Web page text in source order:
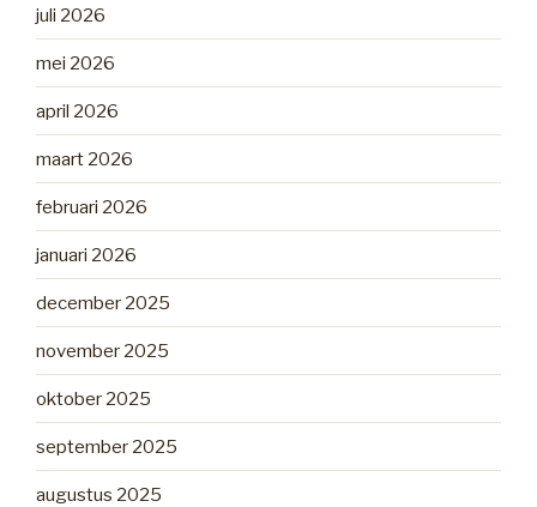
juli 2026
mei 2026
april 2026
maart 2026
februari 2026
januari 2026
december 2025
november 2025
oktober 2025
september 2025
augustus 2025